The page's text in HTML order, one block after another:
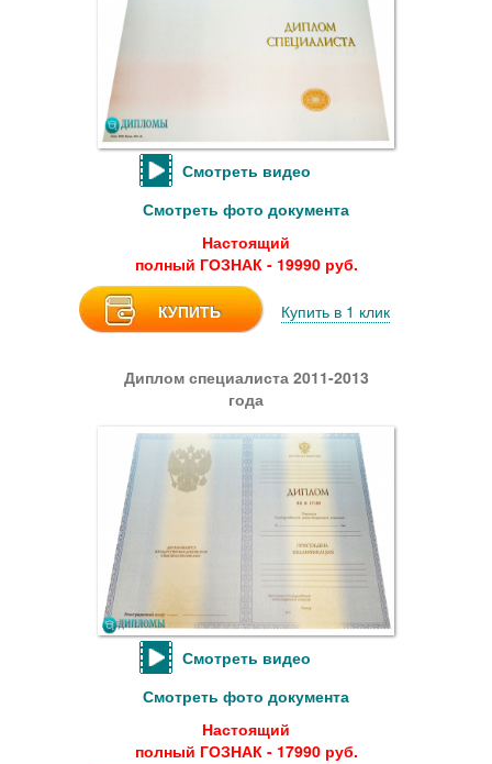
Смотреть видео
Смотреть фото документа
Настоящий
полный ГОЗНАК - 19990 руб.
КУПИТЬ Купить в 1 клик
Диплом специалиста 2011-2013
года
Смотреть видео
Смотреть фото документа
Настоящий
полный ГОЗНАК - 17990 руб.